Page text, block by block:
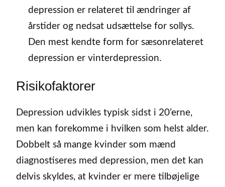
depression er relateret til ændringer af
årstider og nedsat udsættelse for sollys.
Den mest kendte form for sæsonrelateret
depression er vinterdepression.
Risikofaktorer
Depression udvikles typisk sidst i 20’erne,
men kan forekomme i hvilken som helst alder.
Dobbelt så mange kvinder som mænd
diagnostiseres med depression, men det kan
delvis skyldes, at kvinder er mere tilbøjelige